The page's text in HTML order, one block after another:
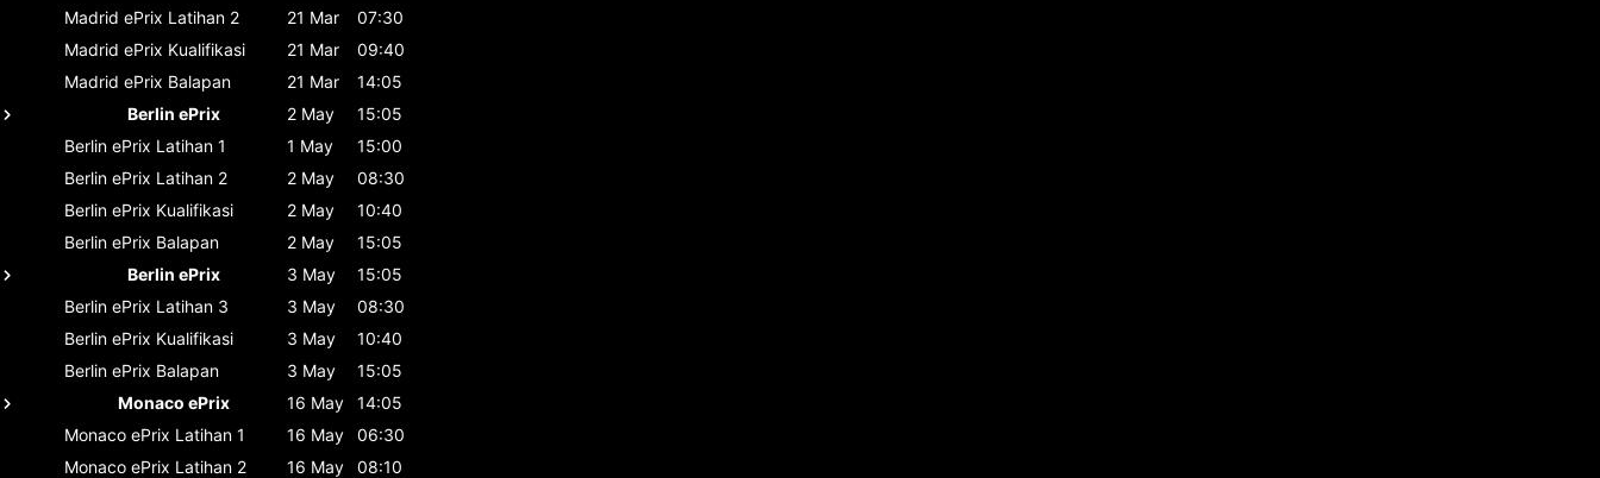
Madrid ePrix Latihan 2 21 Mar
07:30
Madrid ePrix Kualifikasi 21 Mar
09:40
Madrid ePrix Balapan 21 Mar
14:05
Berlin ePrix
2 May
15:05
Berlin ePrix Latihan 1 1 May
15:00
Berlin ePrix Latihan 2 2 May
08:30
Berlin ePrix Kualifikasi 2 May
10:40
Berlin ePrix Balapan 2 May
15:05
Berlin ePrix
3 May
15:05
Berlin ePrix Latihan 3 3 May
08:30
Berlin ePrix Kualifikasi 3 May
10:40
Berlin ePrix Balapan 3 May
15:05
Monaco ePrix
16 May
14:05
Monaco ePrix Latihan 1 16 May
06:30
Monaco ePrix Latihan 2 16 May
08:10